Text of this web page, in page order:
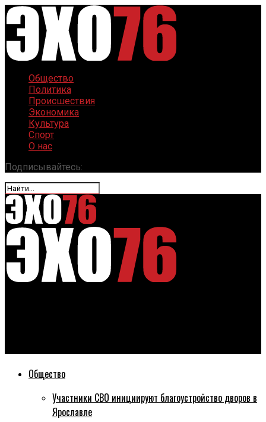
Общество
Политика
Происшествия
Экономика
Культура
Спорт
О нас
Подписывайтесь:
Общество
Участники СВО инициируют благоустройство дворов в
Ярославле